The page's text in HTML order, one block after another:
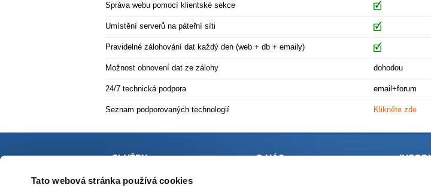
Tato webová stránka používá cookies
Správa webu pomocí klientské sekce
Umístění serverů na páteřní síti
Pravidelné zálohování dat každý den (web + db + emaily)
Možnost obnovení dat ze zálohy dohodou
24/7 technická podpora email+forum
Seznam podporovaných technologií Klikněte zde
SLUŽBY
Webhosting
O NÁS